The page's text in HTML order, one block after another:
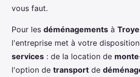
vous faut.
Pour les déménagements à
l'entreprise met à votre
services : de la location de
l'option de transport de